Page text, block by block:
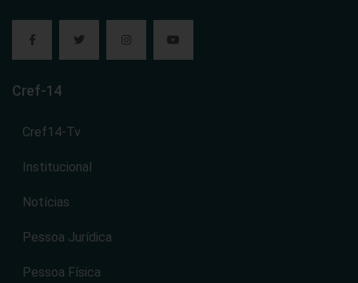
Cref-14
Cref14-Tv
Institucional
Notícias
Pessoa Jurídica
Pessoa Física